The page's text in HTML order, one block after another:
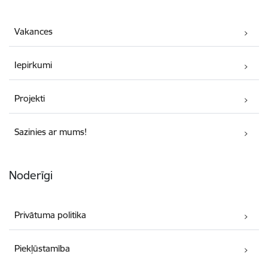
Vakances
Iepirkumi
Projekti
Sazinies ar mums!
Noderīgi
Privātuma politika
Piekļūstamība